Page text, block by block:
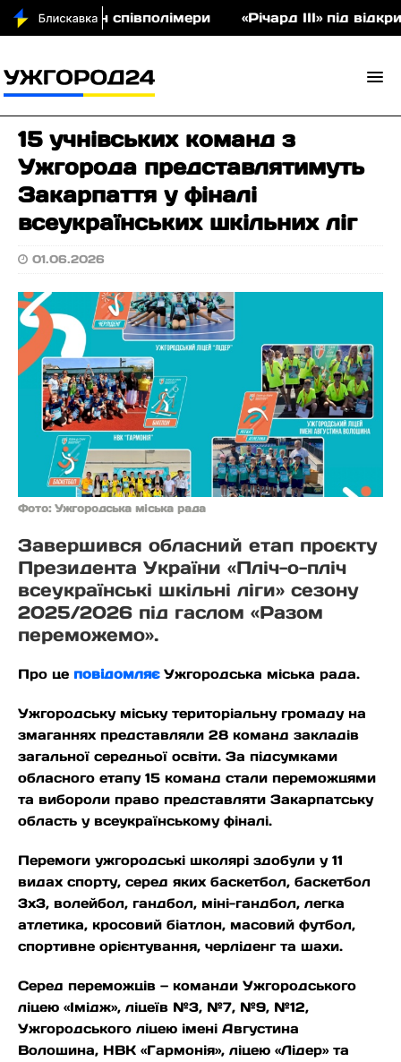
аукціон співполімери «Річард ІІІ» під
15 учнівських команд з
Ужгорода представлятимуть
Закарпаття у фіналі
всеукраїнських шкільних ліг
01.06.2026
Фото: Ужгородська міська рада
Завершився обласний етап проєкту
Президента України «Пліч-о-пліч
всеукраїнські шкільні ліги» сезону
2025/2026 під гаслом «Разом
переможемо».
Про це повідомляєУжгородська міська рада.
Ужгородську міську територіальну громаду на
змаганнях представляли 28 команд закладів
загальної середньої освіти. За підсумками
обласного етапу 15 команд стали переможцями
та вибороли право представляти Закарпатську
область у всеукраїнському фіналі.
Перемоги ужгородські школярі здобули у 11
видах спорту, серед яких баскетбол, баскетбол
3х3, волейбол, гандбол, міні-гандбол, легка
атлетика, кросовий біатлон, масовий футбол,
спортивне орієнтування, черліденг та шахи.
Серед переможців — команди Ужгородського
ліцею «Імідж», ліцеїв №3, №7, №9, №12,
Ужгородського ліцею імені Августина
Волошина, НВК «Гармонія», ліцею «Лідер» та